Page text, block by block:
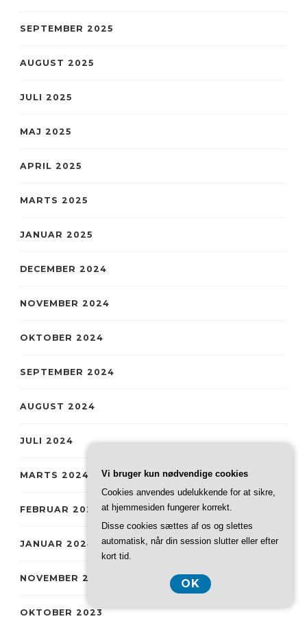
SEPTEMBER 2025
AUGUST 2025
JULI 2025
MAJ 2025
APRIL 2025
MARTS 2025
JANUAR 2025
DECEMBER 2024
NOVEMBER 2024
OKTOBER 2024
SEPTEMBER 2024
AUGUST 2024
JULI 2024
MARTS 2024
FEBRUAR 2024
JANUAR 2024
NOVEMBER 2023
OKTOBER 2023
Vi bruger kun nødvendige cookies
Cookies anvendes udelukkende for at sikre,
at hjemmesiden fungerer korrekt.
Disse cookies sættes af os og slettes
automatisk, når din session slutter eller efter
kort tid.
OK